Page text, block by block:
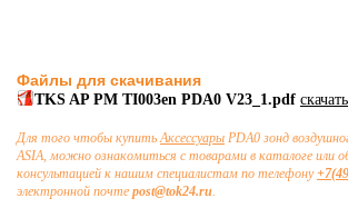
Файлы для скачивания
TKS AP PM TI003en PDA0 V23_1.pdf
Для того чтобы купитьАксессуары PDA0 зонд
ASIA, можно ознакомиться с товарами в каталоге или
консультацией к нашим специалистам по телефону
электронной почте post@tok24.ru.